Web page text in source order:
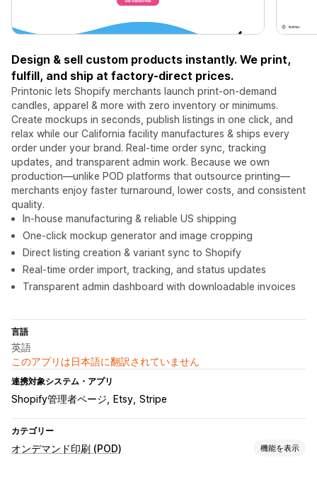
Design & sell custom products instantly. We print,
fulfill, and ship at factory‑direct prices.
Printonic lets Shopify merchants launch print‑on‑demand
candles, apparel & more with zero inventory or minimums.
Create mockups in seconds, publish listings in one click, and
relax while our California facility manufactures & ships every
order under your brand. Real‑time order sync, tracking
updates, and transparent admin work. Because we own
production—unlike POD platforms that outsource printing—
merchants enjoy faster turnaround, lower costs, and consistent
quality.
In‑house manufacturing & reliable US shipping
One‑click mockup generator and image cropping
Direct listing creation & variant sync to Shopify
Real‑time order import, tracking, and status updates
Transparent admin dashboard with downloadable invoices ​​
言語
英語
このアプリは日本語に翻訳されていません
連携対象システム・アプリ
Shopify管理者ページ Etsy Stripe
カテゴリー
オンデマンド印刷 (POD) 機能を表示